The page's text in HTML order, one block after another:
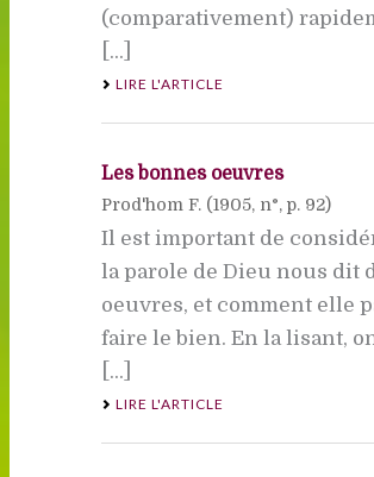
(comparativement)
[...]
LIRE L'ARTICLE
Les bonnes oeuvres
Prod'hom F. (1905, n°, p. 92)
Il est important de
la parole de Dieu nous dit
oeuvres, et comment elle
faire le bien. En la lisant,
[...]
LIRE L'ARTICLE